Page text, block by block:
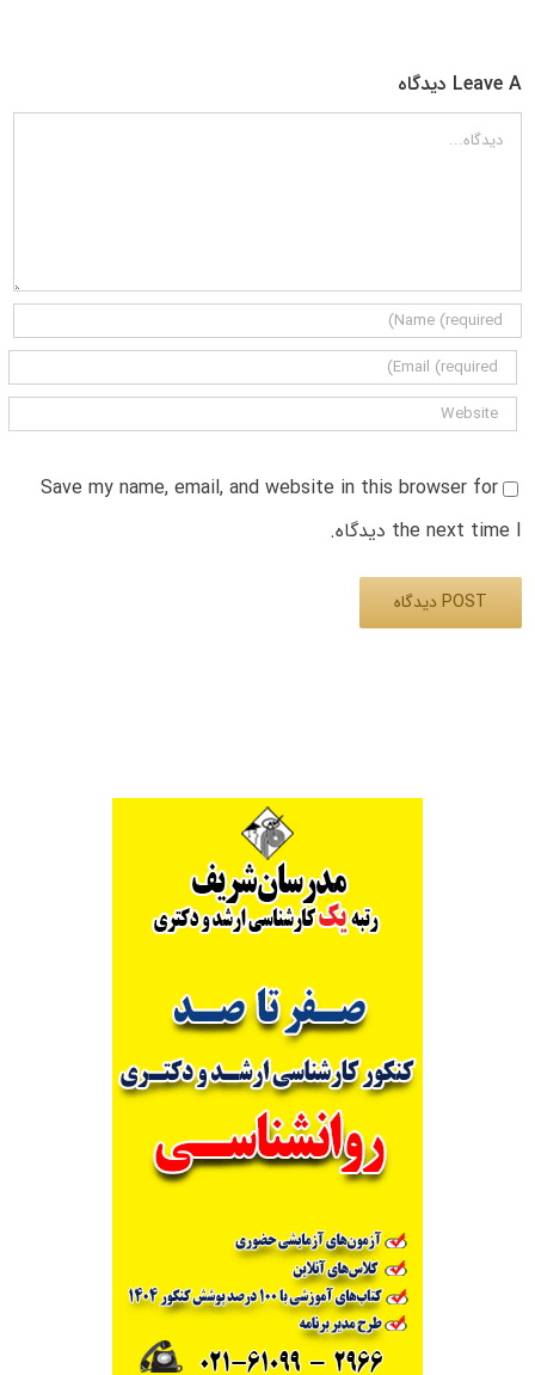
Leave A دیدگاه
دیدگاه
Save my name, email, and website in this browser for
the next time I دیدگاه.